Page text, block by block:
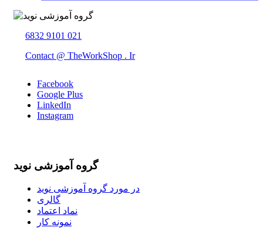
6832 9101 021
Contact @ TheWorkShop . Ir
Facebook
Google Plus
LinkedIn
Instagram
گروه آموزشی نوید
در مورد گروه آموزشی نوید
گالری
نماد اعتماد
نمونه کار